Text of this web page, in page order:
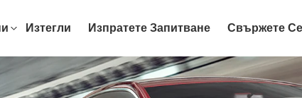
Изтегли Изпратете Запитване Свържете